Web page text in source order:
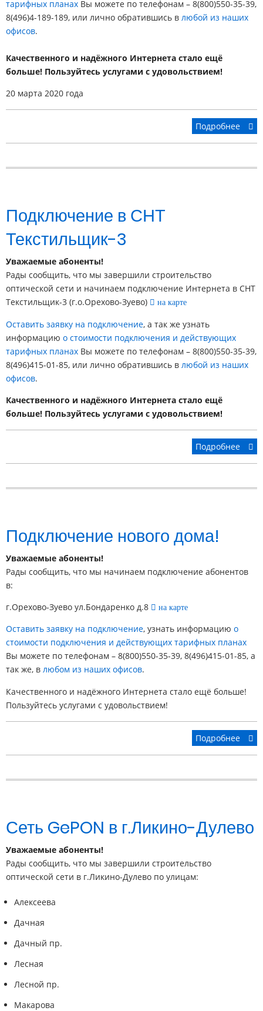
тарифных планах Вы можете по телефонам – 8(800)550-35-39,
8(496)4-189-189, или лично обратившись в любой из наших
офисов.
Качественного и надёжного Интернета стало ещё
больше! Пользуйтесь услугами с удовольствием!
20 марта 2020 года
Подробнее
Подключение в СНТ
Текстильщик-3
Уважаемые абоненты!
Рады сообщить, что мы завершили строительство
оптической сети и начинаем подключение Интернета в СНТ
Текстильщик-3 (г.о.Орехово-Зуево)
на карте
Оставить заявку на подключение, а так же узнать
информацию о стоимости подключения и действующих
тарифных планах Вы можете по телефонам – 8(800)550-35-39,
8(496)415-01-85, или лично обратившись в любой из наших
офисов.
Качественного и надёжного Интернета стало ещё
больше! Пользуйтесь услугами с удовольствием!
Подробнее
Подключение нового дома!
Уважаемые абоненты!
Рады сообщить, что мы начинаем подключение абонентов
в:
г.Орехово-Зуево ул.Бондаренко д.8
на карте
Оставить заявку на подключение, узнать информацию о
стоимости подключения и действующих тарифных планах
Вы можете по телефонам – 8(800)550-35-39, 8(496)415-01-85, а
так же, в любом из наших офисов.
Качественного и надёжного Интернета стало ещё больше!
Пользуйтесь услугами с удовольствием!
Подробнее
Сеть GePON в г.Ликино-Дулево
Уважаемые абоненты!
Рады сообщить, что мы завершили строительство
оптической сети в г.Ликино-Дулево по улицам:
Алексеева
Дачная
Дачный пр.
Лесная
Лесной пр.
Макарова